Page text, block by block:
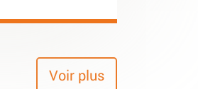
Voir plus